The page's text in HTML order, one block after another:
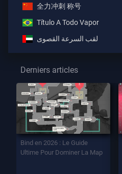
全力冲刺 称号
Título A Todo Vapor
لقب السرعة القصوى
Derniers articles
Bind en 2026 : Le Guide
Ultime Pour Dominer La Map